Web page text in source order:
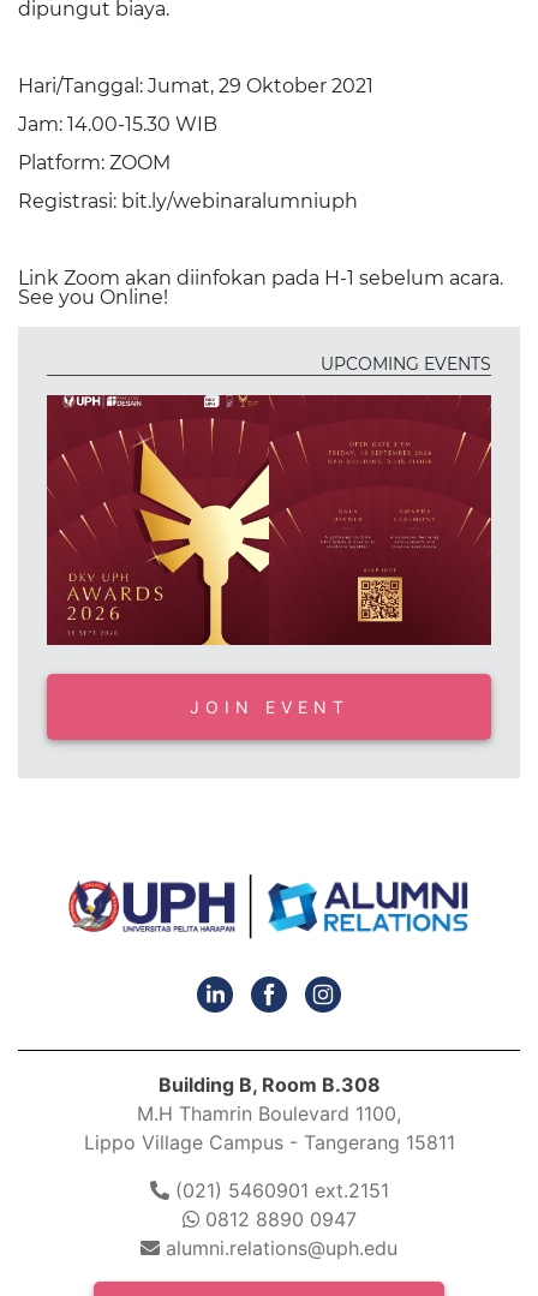
dipungut biaya.
Hari/Tanggal: Jumat, 29 Oktober 2021
Jam: 14.00-15.30 WIB
Platform: ZOOM
Registrasi: bit.ly/webinaralumniuph
Link Zoom akan diinfokan pada H-1 sebelum acara.
See you Online!
UPCOMING EVENTS
JOIN EVENT
Building B, Room B.308
M.H Thamrin Boulevard 1100,
Lippo Village Campus - Tangerang 15811
(021) 5460901 ext.2151
0812 8890 0947
alumni.relations@uph.edu